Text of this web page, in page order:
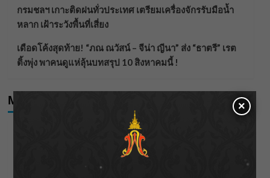
กรมชลฯ เกาะติดฝนทั่วประเทศ เตรียมเครื่องจักรรับมือน้ำ
หลาก เฝ้าระวังพื้นที่เสี่ยง
เดือดโค้งสุดท้าย! “ภณ ณวัสน์ – จีน่า ญีนา” ส่ง “ธาตรี” เรต
ติ้งพุ่ง พาคนดูแห่ลุ้นบทสรุป 10 สิงหาคมนี้ !
Meta ×